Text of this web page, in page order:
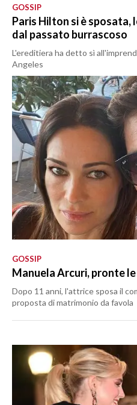
GOSSIP
Paris Hilton si è
dal passato burrascoso
L'ereditiera ha detto sì
Angeles
GOSSIP
Manuela Arcuri, pronte
Dopo 11 anni, l'attrice sposa il
proposta di matrimonio da favola